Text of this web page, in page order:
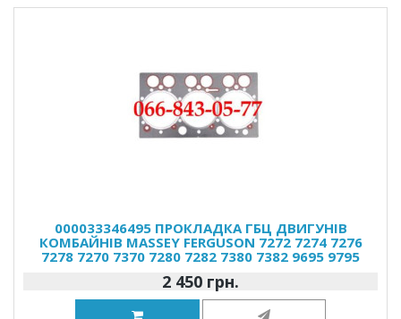
000033346495 ПРОКЛАДКА ГБЦ ДВИГУНІВ
КОМБАЙНІВ MASSEY FERGUSON 7272 7274 7276
7278 7270 7370 7280 7282 7380 7382 9695 9795
2 450 грн.